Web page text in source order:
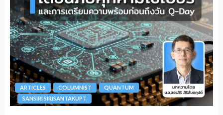
ARTICLES COLUMNIST
QUANTUM
SANSIRI SIRISANTAKUPT